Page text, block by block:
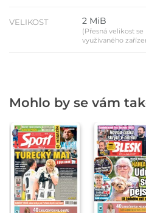
VELIKOST 2 MiB
(Přesná velikost
využívaného
Mohlo by se vám